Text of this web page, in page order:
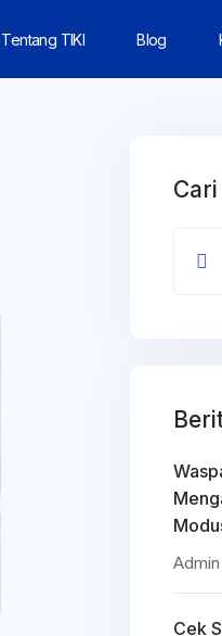
Tentang TIKI Blog
Cek